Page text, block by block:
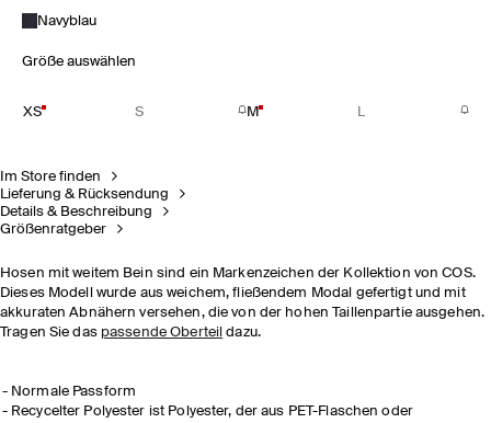
Navyblau
Größe auswählen
XS S M L
Im Store finden
Lieferung & Rücksendung
Details & Beschreibung
Größenratgeber
Hosen mit weitem Bein sind ein Markenzeichen der Kollektion von COS.
Dieses Modell wurde aus weichem, fließendem Modal gefertigt und mit
akkuraten Abnähern versehen, die von der hohen Taillenpartie ausgehen.
Tragen Sie das passende Oberteil dazu.
Normale Passform
Recycelter Polyester ist Polyester, der aus PET-Flaschen oder